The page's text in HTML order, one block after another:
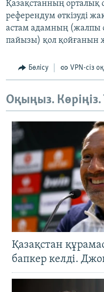
Қазақстанның орталық
референдум өткізуді
астам адамның (жалпы
пайызы) қол қойғанын
Бөлісу VPN-сіз
Оқыңыз.
Қазақстан
бапкер келді.